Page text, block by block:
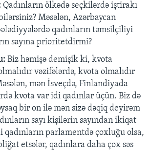
Qadınların ölkədə seçkilərdə iştirakı
Məsələn, Azərbaycan
qadınların təmsilçiliyi
sayına prioritetdirmi?
Biz həmişə demişik ki, kvota
vəzifələrdə, kvota olmalıdır
mən İsveçdə, Finlandiyada
kvota var idi qadınlar üçün. Biz də
bir on ilə mən sizə dəqiq deyirəm
sayı kişilərin sayından ikiqat
qadınların parlamentdə çoxluğu olsa,
etsələr, qadınlara daha çox səs